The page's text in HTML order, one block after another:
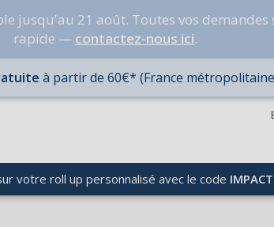
jusqu'au 21 août. Toutes vos
rapide — contactez-nous ici.
à partir de 60€* (France
votre roll up personnalisé avec le code